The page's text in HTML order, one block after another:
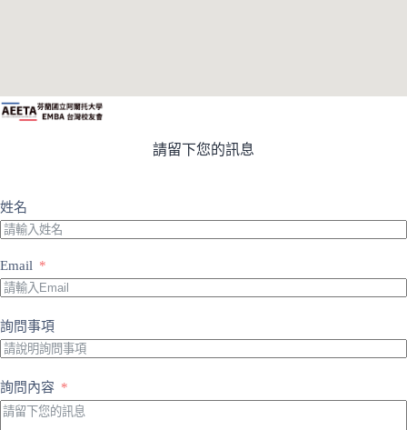
請留下您的訊息
姓名
Email
詢問事項
詢問內容